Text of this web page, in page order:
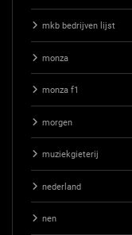
mkb bedrijven lijst
monza
monza f1
morgen
muziekgieterij
nederland
nen